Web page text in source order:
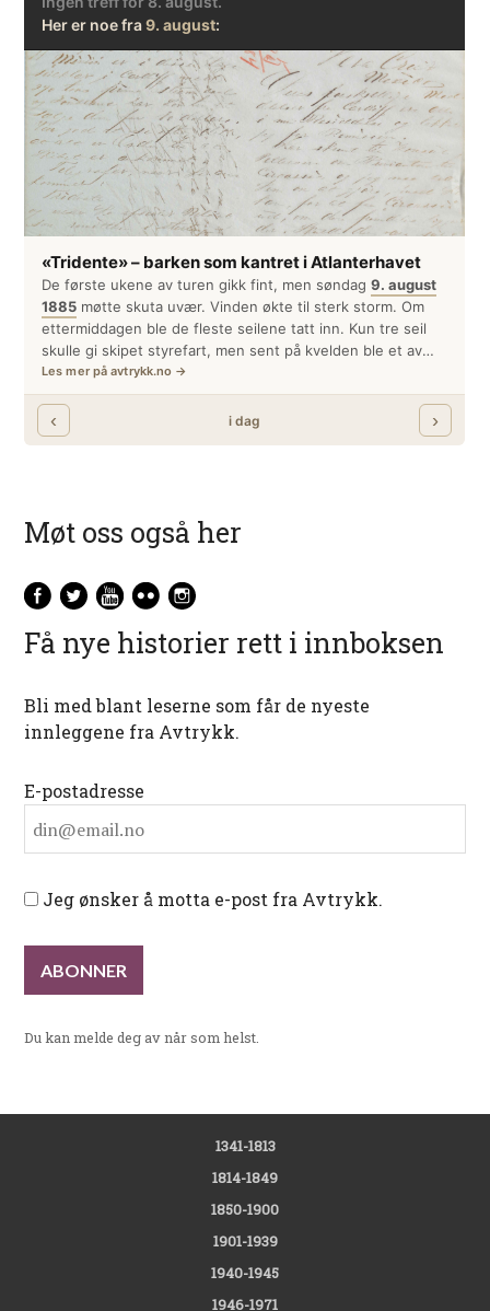
Møt oss også her
Få nye historier rett i innboksen
Bli med blant leserne som får de nyeste
innleggene fra Avtrykk.
E-postadresse
Jeg ønsker å motta e-post fra Avtrykk.
Du kan melde deg av når som helst.
1341-1813
1814-1849
1850-1900
1901-1939
1940-1945
1946-1971